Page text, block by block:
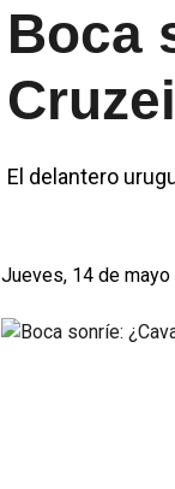
Boca
El delantero
Jueves, 14 de